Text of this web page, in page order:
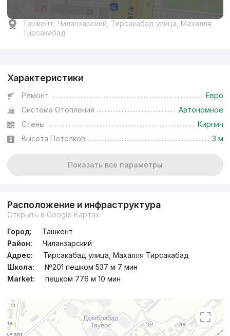
Ташкент, Чиланзарский, Тирсакабад улица, Махалля
Тирсакабад
Характеристики
Ремонт
Евро
Система Отопления
Автономное
Стены
Кирпич
Высота Потолков
3 м
Показать все параметры
Расположение и инфраструктура
Открыть в Google Картах
Город:
Ташкент
Район:
Чиланзарский
Адрес:
Тирсакабад улица, Махалля Тирсакабад
Школа:
№201 пешком 537 м 7 мин
Market:
пешком 776 м 10 мин